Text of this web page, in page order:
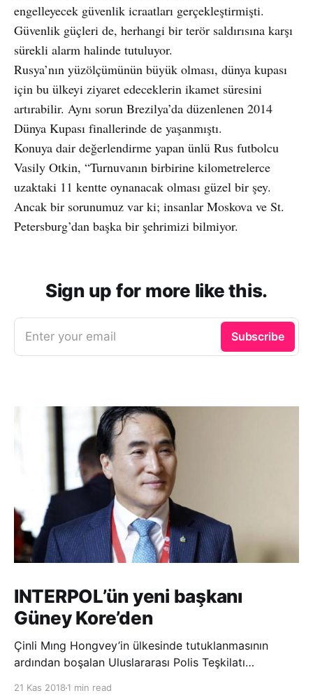
engelleyecek güvenlik icraatları gerçekleştirmişti.
Güvenlik güçleri de, herhangi bir terör saldırısına karşı
sürekli alarm halinde tutuluyor.
Rusya’nın yüzölçümünün büyük olması, dünya kupası
için bu ülkeyi ziyaret edeceklerin ikamet süresini
artırabilir. Aynı sorun Brezilya’da düzenlenen 2014
Dünya Kupası finallerinde de yaşanmıştı.
Konuya dair değerlendirme yapan ünlü Rus futbolcu
Vasily Otkin, “Turnuvanın birbirine kilometrelerce
uzaktaki 11 kentte oynanacak olması güzel bir şey.
Ancak bir sorunumuz var ki; insanlar Moskova ve St.
Petersburg’dan başka bir şehrimizi bilmiyor.
Sign up for more like this.
Enter your email Subscribe
INTERPOL’ün yeni başkanı
Güney Kore’den
Çinli Mıng Hongvey’in ülkesinde tutuklanmasının
ardından boşalan Uluslararası Polis Teşkilatı
21 Kas 2018 1 min read